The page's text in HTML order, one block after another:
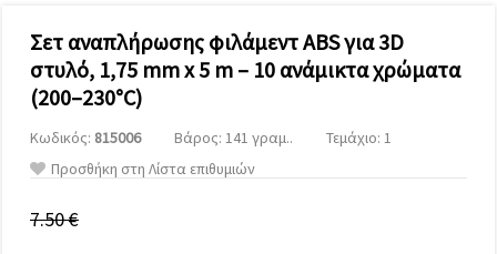
άλλων με
τη βοήθεια
των
συνεργατών
μας για
Μπορείτε
συμφωνήσετε
Σετ αναπλήρωσης φιλάμεντ ABS για 3D
στυλό, 1,75 mm x 5 m – 10 ανάμικτα χρώματα
(200–230°C)
Κωδικός: 815006 Βάρος: 141 γραμ..
Τεμάχιο: 1
Προσθήκη στη Λίστα επιθυμιών
7.50 €